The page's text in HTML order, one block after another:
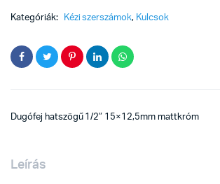
Kategóriák: Kézi szerszámok, Kulcsok
Dugófej hatszögű 1/2″ 15×12,5mm mattkróm
Leírás